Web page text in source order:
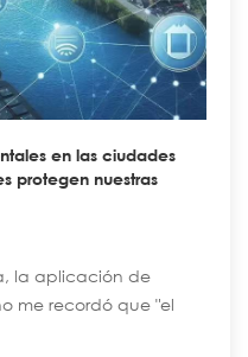
en las ciudades
protegen nuestras
la aplicación de
me recordó que "el